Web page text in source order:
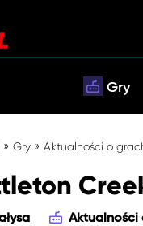
Gry
» Gry » Aktualności o
Aktualności